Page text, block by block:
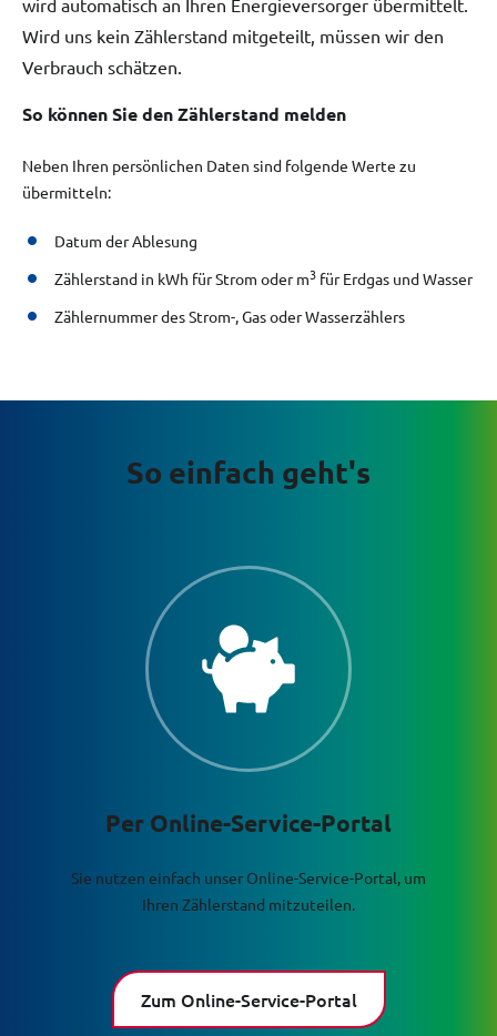
wird automatisch an Ihren Energieversorger übermittelt.
Wird uns kein Zählerstand mitgeteilt, müssen wir den
Verbrauch schätzen.
So können Sie den Zählerstand melden
Neben Ihren persönlichen Daten sind folgende Werte zu
übermitteln:
Datum der Ablesung
Zählerstand in kWh für Strom oder m3 für Erdgas und Wasser
Zählernummer des Strom-, Gas oder Wasserzählers
So einfach geht's
Per Online-Service-Portal
Sie nutzen einfach unser Online-Service-Portal, um
Ihren Zählerstand mitzuteilen.
Zum Online-Service-Portal